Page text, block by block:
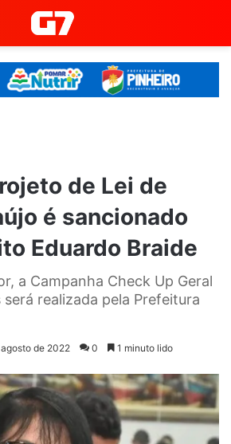
de Lei de
é sancionado
Eduardo Braide
a Campanha Check Up Geral
será realizada pela Prefeitura
agosto de 2022 0 1 minuto lido